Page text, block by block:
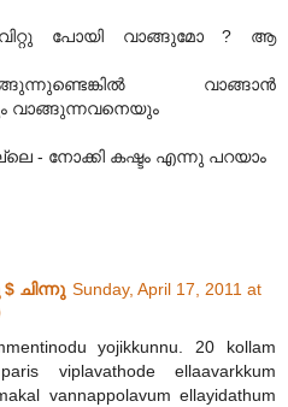
പോയി വാങ്ങുമോ ? ആ
വാങ്ങാന്‍
വാങ്ങുന്നവനെയും
- നോക്കി കഷ്ടം എന്നു പറയാം
$ ചിന്നു Sunday, April 17, 2011 at
yojikkunnu. 20 kollam
viplavathode ellaavarkkum
vannappolavum ellayidathum